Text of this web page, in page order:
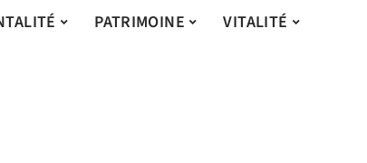
PATRIMOINE
VITALITÉ